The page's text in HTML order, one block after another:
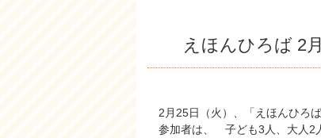
えほんひろば 2月
2月25日（火）、「えほんひろ
参加者は、 子ども3人、大人2